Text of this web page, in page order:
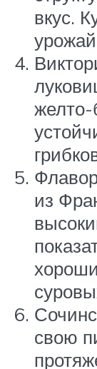
вкус.
желто-
из
свою